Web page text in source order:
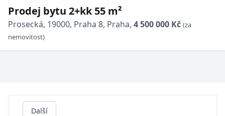
Prodej bytu 2+kk 55 m²
Prosecká, 19000, Praha 8, Praha, 4 500 000 Kč (za
nemovitost)
Další